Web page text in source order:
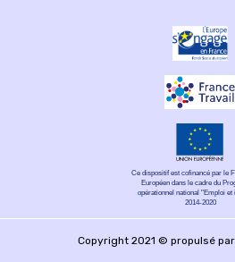
Ce dispositif est cofinancé par le
Européen dans le cadre du
opérationnel national "Emploi et
2014-2020
Copyright 2021 © propulsé par